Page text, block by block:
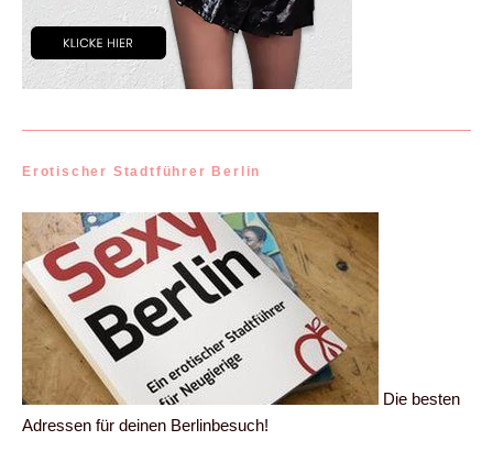
Erotischer Stadtführer Berlin
Die besten
Adressen für deinen Berlinbesuch!